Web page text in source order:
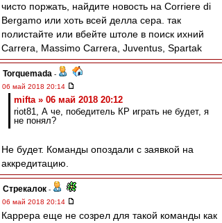
чисто поржать, найдите новость на Corriere di
Bergamo или хоть всей делла сера. так
полистайте или вбейте штоле в поиск ихний
Carrera, Massimo Carrera, Juventus, Spartak
Torquemada -
06 май 2018 20:14
mifta » 06 май 2018 20:12
riot81, А че, победитель КР играть не будет, я
не понял?
Не будет. Команды опоздали с заявкой на
аккредитацию.
Стрекалок -
06 май 2018 20:14
Каррера еще не созрел для такой команды как